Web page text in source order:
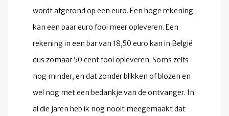
wordt afgerond op een euro. Een hoge rekening
kan een paar euro fooi meer opleveren. Een
rekening in een bar van 18,50 euro kan in België
dus zomaar 50 cent fooi opleveren. Soms zelfs
nog minder, en dat zonder blikken of blozen en
wel nog met een bedankje van de ontvanger. In
al die jaren heb ik nog nooit meegemaakt dat